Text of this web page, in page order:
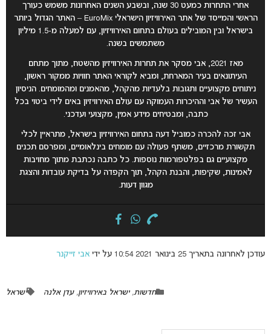
אחרי התחרות כמעט 30 שנה, ובשבע השנים האחרונות משמש כעורך
הראשי והמייסד של אתר האירוויזיון הישראלי EuroMix – האתר הגדול ביותר
בישראל ובין המובילים בעולם בתחום האירוויזיון, עם למעלה מ-1.5 מיליון
משתמשים בשנה.
מאז 2021, אבי מסקר את תחרות האירוויזיון מהשטח, מתוך מתחם
העיתונאים בעיר המארחת, ומביא לקוראי האתר חוויות ממקור ראשון,
ניתוחים מקצועיים ותגובות בלעדיות מהקהל, מהאמנים ומהמומחים. הניסיון
העשיר של אבי וההיכרות העמוקה עם עולם האירוויזיון באים לידי ביטוי בכל
כתבה, ומבטיחים מידע אמין, מקצועי ועדכני.
אבי זכה להכרה כמוביל דעה בתחום האירוויזיון בישראל, מתראיין לכלי
תקשורת מרכזיים, משתף פעולה עם מומחים בינלאומיים, ומפרסם תכנים
מקצועיים גם בפלטפורמות נוספות. כל כתבה נכתבת מתוך מחויבות
לאמינות, שקיפות, והבנת הקהל, תוך הקפדה על בדיקת עובדות והצגת
מגוון דעות.
עודכן לאחרונה בתאריך 25 בינואר 2021 10:54 על ידי אבי זייקנר
חדשות, ישראל באירוויזיון, עדן אלנה ישראל